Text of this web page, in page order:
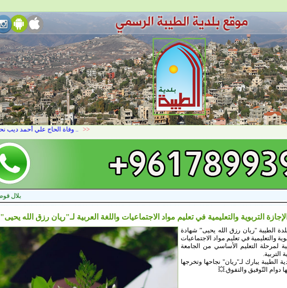
التربوية والتعليمية في تعليم مواد الاجتماعيات واللغة العربية لـ"ريان رزق الله يحيى"
الطيبة "ريان رزق الله يحيى” شهادة
والتعليمية في تعليم مواد الاجتماعيات
لمرحلة التعليم الأساسي من الجامعة
التربية.
الطيبة يبارك لـ"ريان" نجاحها وتخرجها
دوام التّوفيق والتفوق.💥